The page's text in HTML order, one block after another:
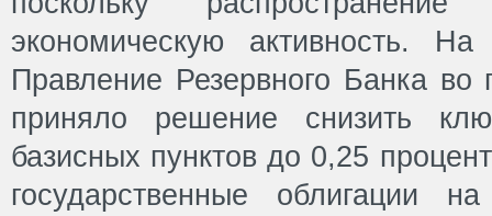
экономическую активность.
Правление Резервного Банка
приняло решение снизить
базисных пунктов до 0,25
государственные облигации